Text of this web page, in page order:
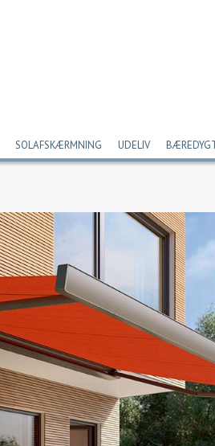
SOLAFSKÆRMNING UDELIV